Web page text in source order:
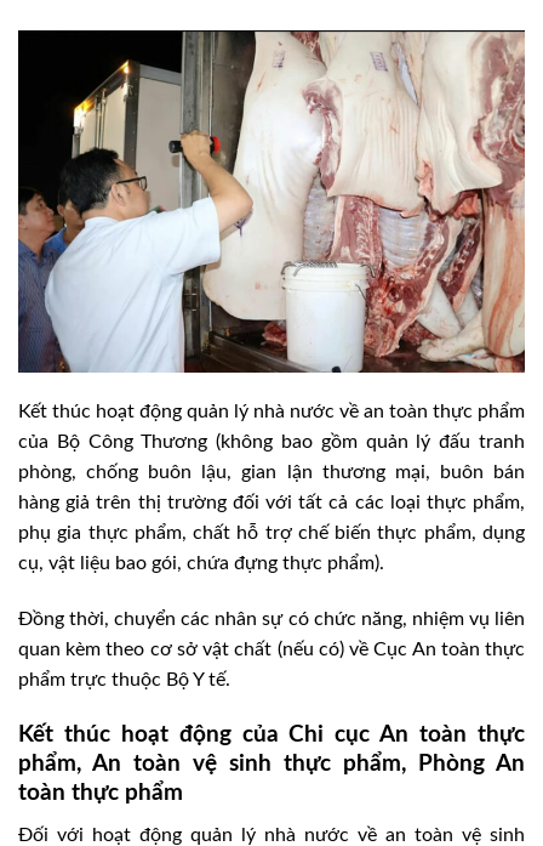
Kết thúc hoạt động quản lý nhà nước về an toàn thực phẩm
của Bộ Công Thương (không bao gồm quản lý đấu tranh
phòng, chống buôn lậu, gian lận thương mại, buôn bán
hàng giả trên thị trường đối với tất cả các loại thực phẩm,
phụ gia thực phẩm, chất hỗ trợ chế biến thực phẩm, dụng
cụ, vật liệu bao gói, chứa đựng thực phẩm).
Đồng thời, chuyển các nhân sự có chức năng, nhiệm vụ liên
quan kèm theo cơ sở vật chất (nếu có) về Cục An toàn thực
phẩm trực thuộc Bộ Y tế.
Kết thúc hoạt động của Chi cục An toàn thực
phẩm, An toàn vệ sinh thực phẩm, Phòng An
toàn thực phẩm
Đối với hoạt động quản lý nhà nước về an toàn vệ sinh